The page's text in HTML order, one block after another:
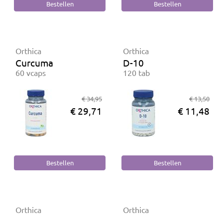
Orthica
Curcuma
60 vcaps
€ 34,95
€ 29,71
Orthica
D-10
120 tab
€ 13,50
€ 11,48
Orthica Orthica